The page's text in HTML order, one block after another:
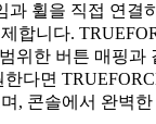
과 휠을 직접 연결
합니다.
위한 버튼 매핑과
다면
, 콘솔에서 완벽